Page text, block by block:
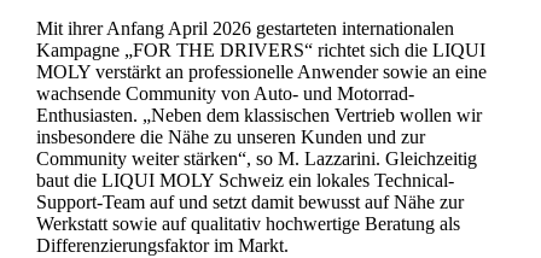
Mit ihrer Anfang April 2026 gestarteten internationalen
Kampagne „FOR THE DRIVERS“ richtet sich die LIQUI
MOLY verstärkt an professionelle Anwender sowie an eine
wachsende Community von Auto- und Motorrad-
Enthusiasten. „Neben dem klassischen Vertrieb wollen wir
insbesondere die Nähe zu unseren Kunden und zur
Community weiter stärken“, so M. Lazzarini. Gleichzeitig
baut die LIQUI MOLY Schweiz ein lokales Technical-
Support-Team auf und setzt damit bewusst auf Nähe zur
Werkstatt sowie auf qualitativ hochwertige Beratung als
Differenzierungsfaktor im Markt.